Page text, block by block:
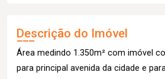
Descrição do Imóvel
Área medindo 1.350m² com imóvel
para principal avenida da cidade e